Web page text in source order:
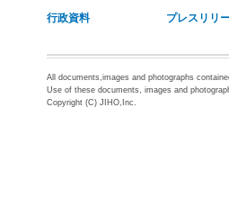
行政資料 プレスリリ
All documents,images and photographs
Use of these documents, images and
Copyright (C) JIHO,Inc.